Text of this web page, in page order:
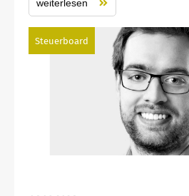
weiterlesen
Steuerboard